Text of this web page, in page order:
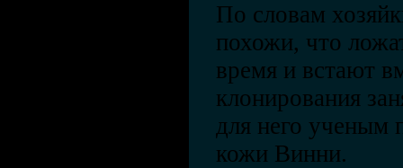
По словам
похожи, что
время и встают
клонирования
для него ученым
кожи Винни.